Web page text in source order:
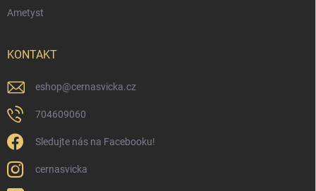
Ametyst
KONTAKT
eshop@cernasvicka.cz
704609060
Sledujte nás na Facebooku!
cernasvicka